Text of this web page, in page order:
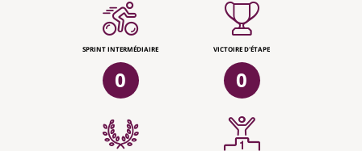
SPRINT INTERMÉDIAIRE
0
VICTOIRE D'ÉTAPE
0